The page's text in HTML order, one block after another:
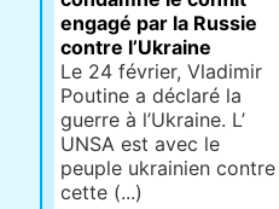
engagé par la Russie
contre l’Ukraine
Le 24 février, Vladimir
Poutine a déclaré la
guerre à l’Ukraine. L’
UNSA est avec le
peuple ukrainien contre
cette (...)